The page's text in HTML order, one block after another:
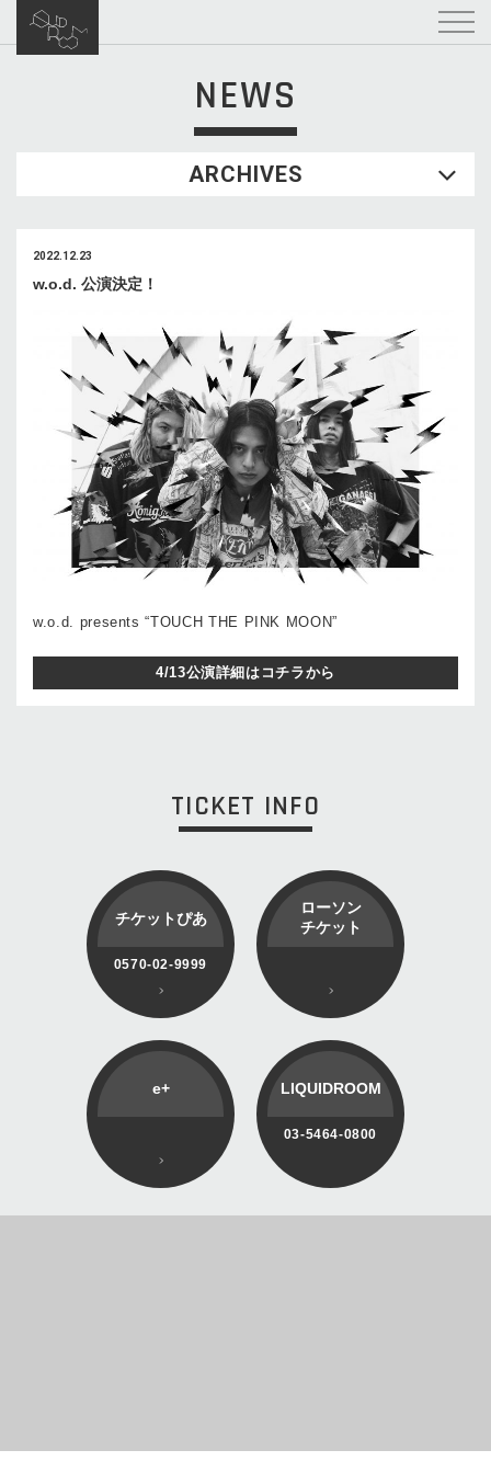
NEWS
ARCHIVES
2022.12.23
w.o.d. 公演決定！
w.o.d. presents “TOUCH THE PINK MOON”
4/13公演詳細はコチラから
TICKET INFO
チケットぴあ
0570-02-9999
ローソン
チケット
e+ LIQUIDROOM
03-5464-0800